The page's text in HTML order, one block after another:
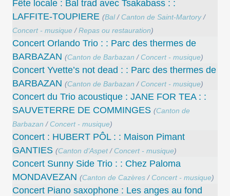
Fête locale : Bal trad avec Tsakabass : :
LAFFITE-TOUPIERE (Bal/ Canton de Saint-Martory/
Concert - musique /Repas ou restauration)
Concert Orlando Trio : : Parc des thermes de
BARBAZAN (Canton de Barbazan / Concert - musique)
Concert Yvette’s not dead : : Parc des thermes de
BARBAZAN (Canton de Barbazan / Concert - musique)
Concert du Trio acoustique : JANE FOR TEA : :
SAUVETERRE DE COMMINGES (Canton de
Barbazan / Concert - musique)
Concert : HUBERT PÔL : : Maison Pimant
GANTIES (Canton d’Aspet/ Concert - musique)
Concert Sunny Side Trio : : Chez Paloma
MONDAVEZAN (Canton de Cazères / Concert - musique)
Concert Piano saxophone : Les anges au fond